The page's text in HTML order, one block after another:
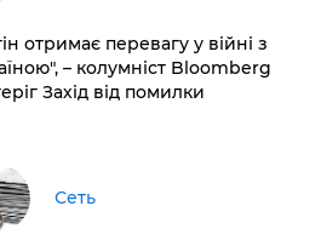
отримає перевагу у війні з
– колумніст Bloomberg
Захід від помилки
Сеть